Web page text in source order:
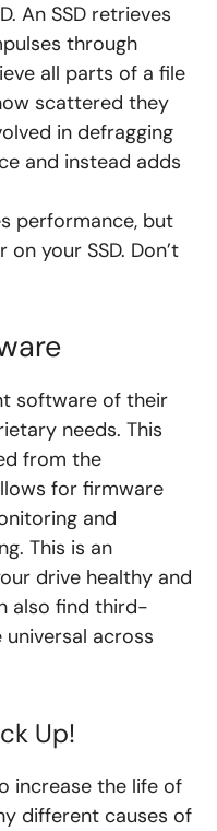
An SSD retrieves
through
all parts of a file
scattered they
in defragging
and instead adds
performance, but
your SSD. Don’t
software of their
needs. This
from the
for firmware
and
This is an
drive healthy and
also find third-
across
Up!
increase the life of
different causes of